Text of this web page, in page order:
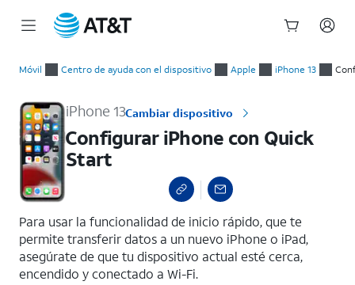
Móvil Centro de ayuda con el dispositivo Apple iPhone 13
iPhone 13Cambiar dispositivo
Configurar iPhone con Quick
Start
Para usar la funcionalidad de inicio rápido, que te
permite transferir datos a un nuevo iPhone o iPad,
asegúrate de que tu dispositivo actual esté cerca,
encendido y conectado a Wi-Fi.